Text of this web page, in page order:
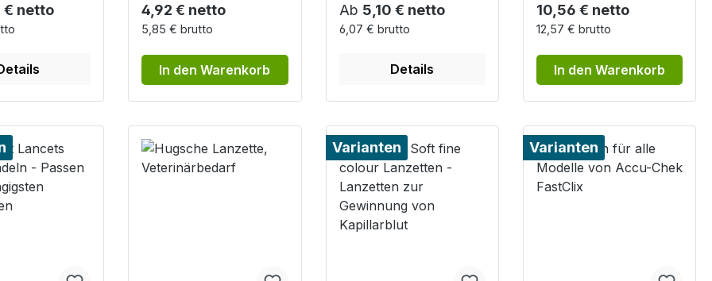
Preis:
€ netto Regulärer Preis:
4,92 € netto
5,85 € brutto
In den Warenkorb
Regulärer Preis:
Ab 5,10 € netto
6,07 € brutto
Details
Regulärer Preis:
10,56 € netto
12,57 € brutto
In den Warenkorb
Varianten Varianten